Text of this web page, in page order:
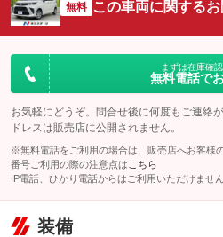
無料 この車両に関する
まずは在庫確
無料電話で
お気軽にどうぞ。問合せ後に何度もご連絡
ドレスは販売店に公開されません。
※無料電話をご利用の場合は、販売店へお客様
番号ご利用の際の注意点は こちら
IP電話、ひかり電話からはご利用いただけません
装備